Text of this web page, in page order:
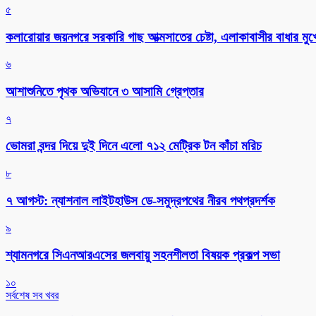
৫
কলারোয়ার জয়নগরে সরকারি গাছ আত্মসাতের চেষ্টা, এলাকাবাসীর বাধার
৬
আশাশুনিতে পৃথক অভিযানে ৩ আসামি গ্রেপ্তার
৭
ভোমরা বন্দর দিয়ে দুই দিনে এলো ৭১২ মেট্রিক টন কাঁচা মরিচ
৮
৭ আগস্ট: ন্যাশনাল লাইটহাউস ডে-সমুদ্রপথের নীরব পথপ্রদর্শক
৯
শ্যামনগরে সিএনআরএসের জলবায়ু সহনশীলতা বিষয়ক প্রকল্প সভা
১০
সর্বশেষ সব খবর